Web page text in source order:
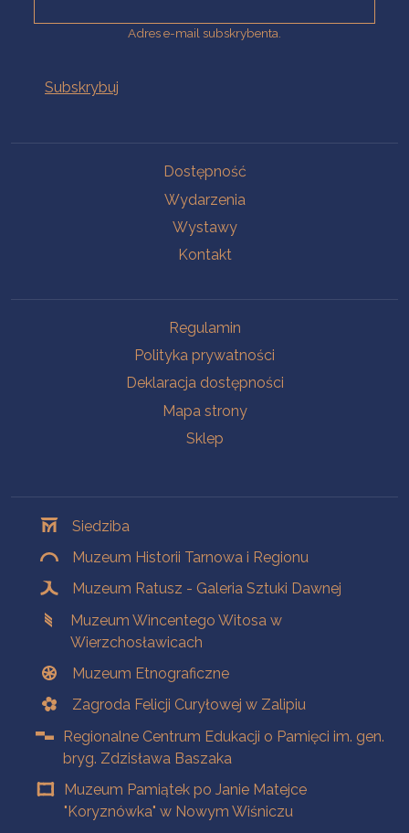
Adres e-mail subskrybenta.
Dostępność
Wydarzenia
Wystawy
Kontakt
Regulamin
Polityka prywatności
Deklaracja dostępności
Mapa strony
Sklep
Siedziba
Muzeum Historii Tarnowa i Regionu
Muzeum Ratusz - Galeria Sztuki Dawnej
Muzeum Wincentego Witosa w
Wierzchosławicach
Muzeum Etnograficzne
Zagroda Felicji Curyłowej w Zalipiu
Regionalne Centrum Edukacji o Pamięci im. gen.
bryg. Zdzisława Baszaka
Muzeum Pamiątek po Janie Matejce
"Koryznówka" w Nowym Wiśniczu